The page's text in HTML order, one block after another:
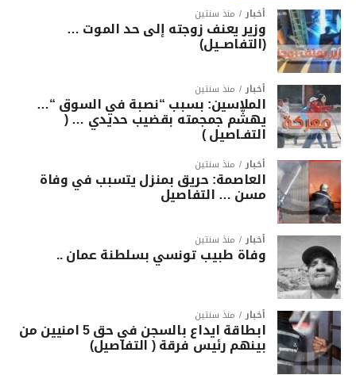
أخبار منذ سنتين
وزير يعنف زوجته إلى حد الموت …
(التفاصــيل)
أخبار منذ سنتين
الملاسين: بسبب “نصبة في السوق “…
يهشّم جمجمته بقضيب حديدي … (
التفـاصيل )
أخبار منذ سنتين
العاصمة: حريق بمنزل يتسبب في وفاة
مسن … التفاصيل
أخبار منذ سنتين
وفاة طبيب تونسي بسلطنة عمان ..
أخبار منذ سنتين
ابطاقة ايداع بالسجن في حق 5 امنيين من
بينهم رئيس فرقة ( التفاصيل)